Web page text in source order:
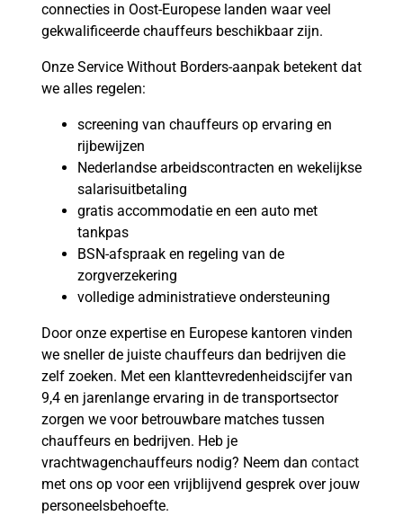
connecties in Oost-Europese landen waar veel
gekwalificeerde chauffeurs beschikbaar zijn.
Onze Service Without Borders-aanpak betekent dat
we alles regelen:
screening van chauffeurs op ervaring en
rijbewijzen
Nederlandse arbeidscontracten en wekelijkse
salarisuitbetaling
gratis accommodatie en een auto met
tankpas
BSN-afspraak en regeling van de
zorgverzekering
volledige administratieve ondersteuning
Door onze expertise en Europese kantoren vinden
we sneller de juiste chauffeurs dan bedrijven die
zelf zoeken. Met een klanttevredenheidscijfer van
9,4 en jarenlange ervaring in de transportsector
zorgen we voor betrouwbare matches tussen
chauffeurs en bedrijven. Heb je
vrachtwagenchauffeurs nodig? Neem dan contact
met ons op voor een vrijblijvend gesprek over jouw
personeelsbehoefte.